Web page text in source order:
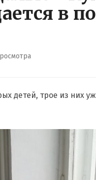
в
детей, трое из них